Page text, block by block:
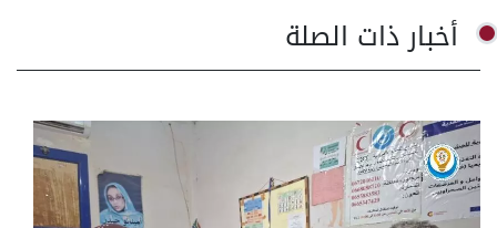
أخبار ذات الصلة